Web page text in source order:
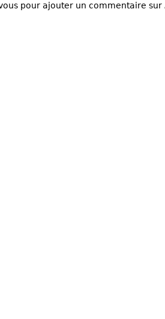
pour ajouter un commentaire sur